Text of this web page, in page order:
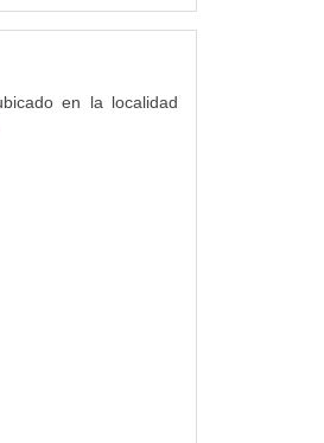
en la localidad